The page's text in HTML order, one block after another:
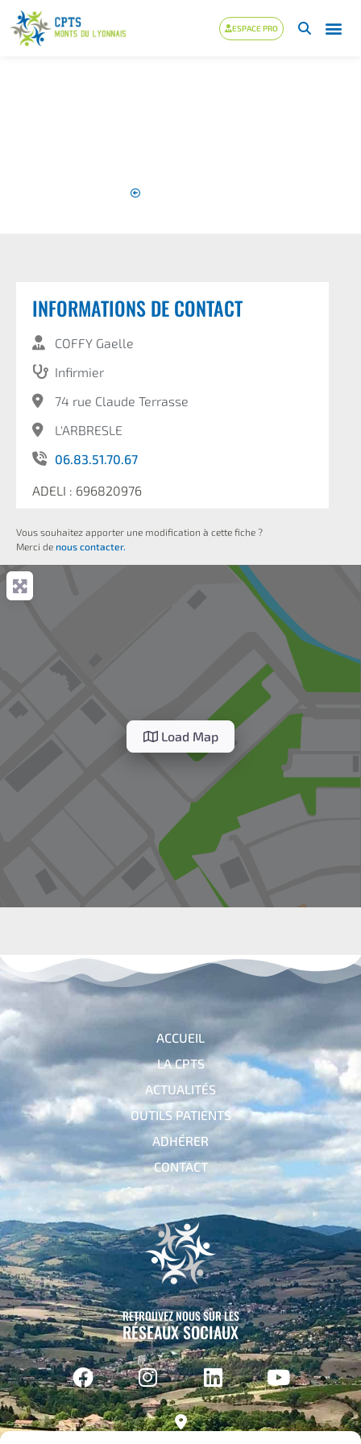
ESPACE PRO
INFORMATIONS DE CONTACT
COFFY Gaelle
Infirmier
74 rue Claude Terrasse
L'ARBRESLE
06.83.51.70.67
ADELI : 696820976
Vous souhaitez apporter une modification à cette fiche ?
Merci de nous contacter.
Load Map
ACCUEIL
LA CPTS
ACTUALITÉS
OUTILS PATIENTS
ADHÉRER
CONTACT
RETROUVEZ NOUS SUR LES
RÉSEAUX SOCIAUX